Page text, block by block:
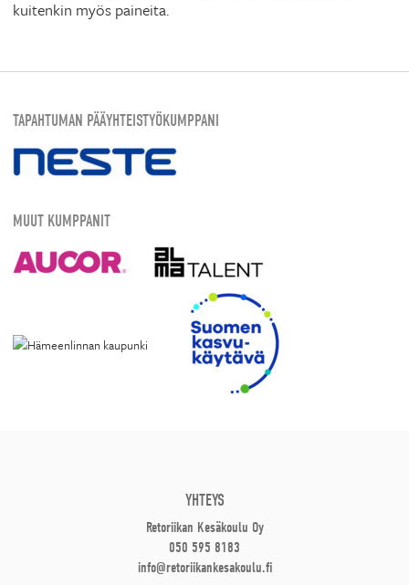
kuitenkin myös paineita.
TAPAHTUMAN PÄÄYHTEISTYÖKUMPPANI
MUUT KUMPPANIT
YHTEYS
Retoriikan Kesäkoulu Oy
050 595 8183
info@retoriikankesakoulu.fi